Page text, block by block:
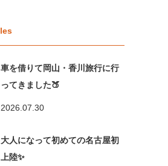
車を借りて岡山・香川旅行に行
ってきました🍑
2026.07.30
大人になって初めての名古屋初
上陸✨